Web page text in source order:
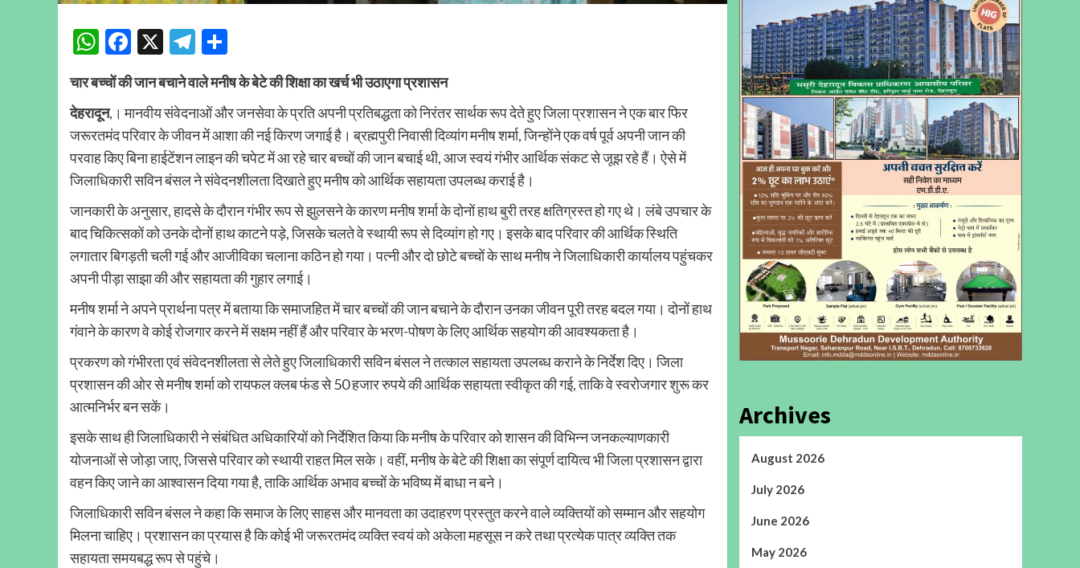
WhatsApp
Facebook
X Telegram
चार बच्चों की जान बचाने वाले मनीष के बेटे की शिक्षा का खर्च भी उठाएगा प्रशासन
देहरादून,। मानवीय संवेदनाओं और जनसेवा के प्रति अपनी प्रतिबद्धता को निरंतर सार्थक रूप देते हुए जिला प्रशासन ने एक बार फिर
जरूरतमंद परिवार के जीवन में आशा की नई किरण जगाई है। ब्रह्मपुरी निवासी दिव्यांग मनीष शर्मा, जिन्होंने एक वर्ष पूर्व अपनी जान की
परवाह किए बिना हाईटेंशन लाइन की चपेट में आ रहे चार बच्चों की जान बचाई थी, आज स्वयं गंभीर आर्थिक संकट से जूझ रहे हैं। ऐसे में
जिलाधिकारी सविन बंसल ने संवेदनशीलता दिखाते हुए मनीष को आर्थिक सहायता उपलब्ध कराई है।
जानकारी के अनुसार, हादसे के दौरान गंभीर रूप से झुलसने के कारण मनीष शर्मा के दोनों हाथ बुरी तरह क्षतिग्रस्त हो गए थे। लंबे उपचार के
बाद चिकित्सकों को उनके दोनों हाथ काटने पड़े, जिसके चलते वे स्थायी रूप से दिव्यांग हो गए। इसके बाद परिवार की आर्थिक स्थिति
लगातार बिगड़ती चली गई और आजीविका चलाना कठिन हो गया। पत्नी और दो छोटे बच्चों के साथ मनीष ने जिलाधिकारी कार्यालय पहुंचकर
अपनी पीड़ा साझा की और सहायता की गुहार लगाई।
मनीष शर्मा ने अपने प्रार्थना पत्र में बताया कि समाजहित में चार बच्चों की जान बचाने के दौरान उनका जीवन पूरी तरह बदल गया। दोनों हाथ
गंवाने के कारण वे कोई रोजगार करने में सक्षम नहीं हैं और परिवार के भरण-पोषण के लिए आर्थिक सहयोग की आवश्यकता है।
प्रकरण को गंभीरता एवं संवेदनशीलता से लेते हुए जिलाधिकारी सविन बंसल ने तत्काल सहायता उपलब्ध कराने के निर्देश दिए। जिला
प्रशासन की ओर से मनीष शर्मा को रायफल क्लब फंड से 50 हजार रुपये की आर्थिक सहायता स्वीकृत की गई, ताकि वे स्वरोजगार शुरू कर
आत्मनिर्भर बन सकें।
इसके साथ ही जिलाधिकारी ने संबंधित अधिकारियों को निर्देशित किया कि मनीष के परिवार को शासन की विभिन्न जनकल्याणकारी
योजनाओं से जोड़ा जाए, जिससे परिवार को स्थायी राहत मिल सके। वहीं, मनीष के बेटे की शिक्षा का संपूर्ण दायित्व भी जिला प्रशासन द्वारा
वहन किए जाने का आश्वासन दिया गया है, ताकि आर्थिक अभाव बच्चों के भविष्य में बाधा न बने।
जिलाधिकारी सविन बंसल ने कहा कि समाज के लिए साहस और मानवता का उदाहरण प्रस्तुत करने वाले व्यक्तियों को सम्मान और सहयोग
मिलना चाहिए। प्रशासन का प्रयास है कि कोई भी जरूरतमंद व्यक्ति स्वयं को अकेला महसूस न करे तथा प्रत्येक पात्र व्यक्ति तक
सहायता समयबद्ध रूप से पहुंचे।
Archives
August 2026
July 2026
June 2026
May 2026